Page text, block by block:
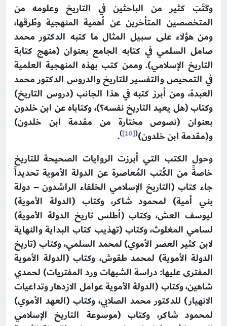
وكَتَبَ كثير من الباحثين في التاريخ وعلومه من
المتخصصين المتأخرين عن أهمية المنهجية وطُرقها،
ومن هؤلاء على سبيل المثال ما كتبه الدكتور محمد
صامل السلمي في كتابه الجامع بعنوان (منهج كتابة
التاريخ الإسلامي). وممن كتب بهذه المنهجية العلمية
في التمحيص والتفسير للتاريخ والدروس الدكتور محمد
العبدة، ومن أبرز كتبه في هذا الجانب (دروس التاريخ)
وكتاب (هل يعيد التاريخ نفسه؟)، وكتاباه عن ابن خلدون
بعنوان (نصوص مختارة من مقدمة ابن خلدون)
و(مقدمة ابن خلدون)(
[10]
)
.
وحول الكتب التي أبرزت الروايات الصحيحة للتاريخ
خاصةً من الكُتب المُعاصرة عن الدولة الأموية تحديداً
جاء كتاب (التاريخ الإسلامي الخلفاء الراشدون – دولة
بني أمية) لمحمود شاكر، وكتاب (الدولة الأموية)
ليوسف العش، وكتاب (أطلس تاريخ الدولة الأموية)
لسامي المغلوث، وكتاب (تهذيب كتاب البداية والنهاية
لابن كثير العصر الأموي) لمحمد السلمي، وكتاب (تاريخ
الدولة الأموية) لمحمد طقوش، وكتاب (الدولة الأموية
المفترى عليها: دراسة الشبهات ورد المفتريات) لحمدي
شاهين، وكتاب (الدولة الأموية عوامل الازدهار وتداعيات
الانهيار) للدكتور محمد الصلابي، وكتاب (العهد الأموي)
لمحمود شاكر، وكتاب (موسوعة التاريخ الإسلامي